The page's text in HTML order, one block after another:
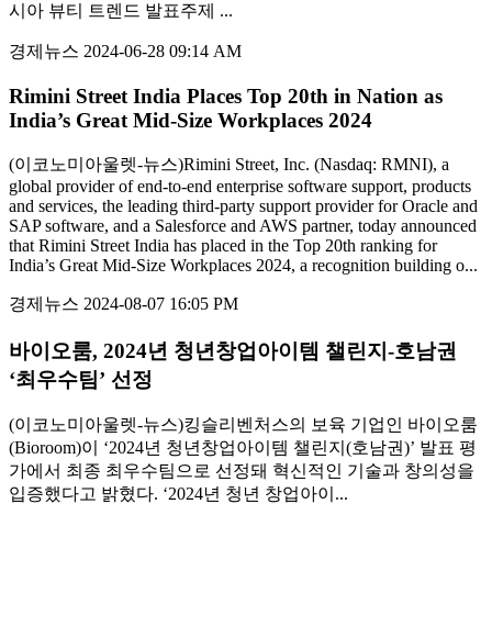
시아 뷰티 트렌드 발표주제 ...
경제뉴스 2024-06-28 09:14 AM
Rimini Street India Places Top 20th in Nation as
India’s Great Mid-Size Workplaces 2024
(이코노미아울렛-뉴스)Rimini Street, Inc. (Nasdaq: RMNI), a
global provider of end-to-end enterprise software support, products
and services, the leading third-party support provider for Oracle and
SAP software, and a Salesforce and AWS partner, today announced
that Rimini Street India has placed in the Top 20th ranking for
India’s Great Mid-Size Workplaces 2024, a recognition building o...
경제뉴스 2024-08-07 16:05 PM
바이오룸, 2024년 청년창업아이템 챌린지-호남권
‘최우수팀’ 선정
(이코노미아울렛-뉴스)킹슬리벤처스의 보육 기업인 바이오룸
(Bioroom)이 ‘2024년 청년창업아이템 챌린지(호남권)’ 발표 평
가에서 최종 최우수팀으로 선정돼 혁신적인 기술과 창의성을
입증했다고 밝혔다. ‘2024년 청년 창업아이...